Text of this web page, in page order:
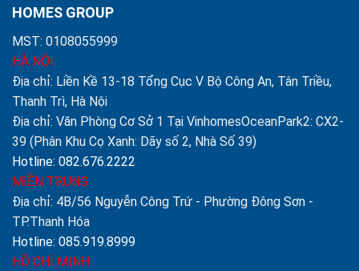
HOMES GROUP
MST: 0108055999
HÀ NỘI
Địa chỉ: Liền Kề 13-18 Tổng Cục V Bộ Công An, Tân Triều,
Thanh Trì, Hà Nội
Địa chỉ: Văn Phòng Cơ Sở 1 Tại VinhomesOceanPark2: CX2-
39 (Phân Khu Cọ Xanh: Dãy số 2, Nhà Số 39)
Hotline: 082.676.2222
MIỀN TRUNG
Địa chỉ: 4B/56 Nguyễn Công Trứ - Phường Đông Sơn -
TP.Thanh Hóa
Hotline: 085.919.8999
HỒ CHÍ MINH